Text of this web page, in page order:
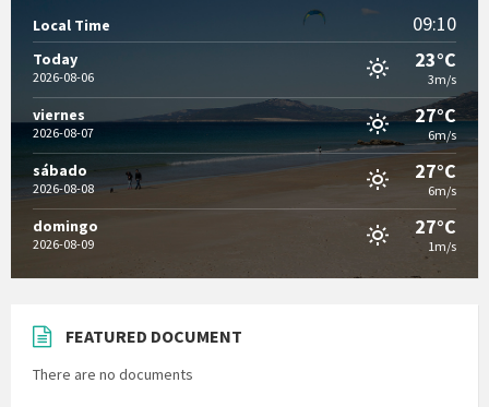
Local Time 09:10
Today
2026-08-06
23°C
3m/s
viernes
2026-08-07
27°C
6m/s
sábado
2026-08-08
27°C
6m/s
domingo
2026-08-09
27°C
1m/s
FEATURED DOCUMENT
There are no documents